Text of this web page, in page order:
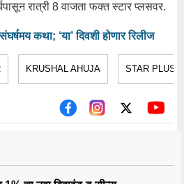
रात्री 8 वाजता फक्त स्टार प्लसवर.
कथा; ‘या’ दिवशी होणार रिलीज
KRUSHAL AHUJA STAR PLUS